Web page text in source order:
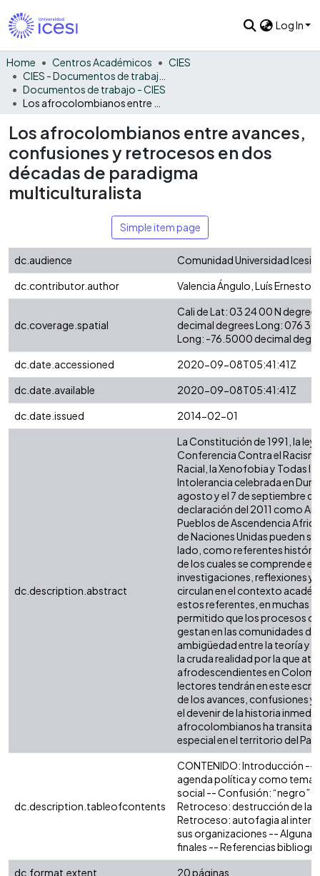
Log In
Home Centros Académicos
CIES
Documentos de trabajo - CIES
Los afrocolombianos entre avances,
confusiones y retrocesos en dos
décadas de paradigma
multiculturalista
Simple item page
dc.audience
Comunidad Universidad Icesi
dc.contributor.author
Valencia Ángulo, Luís Ernesto
dc.coverage.spatial
Cali de Lat: 03 24 00 N
decimal degrees Long: 076
Long: -76.5000 decimal
dc.date.accessioned
2020-09-08T05:41:41Z
dc.date.available
2020-09-08T05:41:41Z
dc.date.issued
2014-02-01
dc.description.abstract
La Constitución de 1991, la ley
Conferencia Contra el
Racial, la Xenofobia y Todas
Intolerancia celebrada en
agosto y el 7 de septiembre
declaración del 2011 como
Pueblos de Ascendencia
de Naciones Unidas pueden
lado, como referentes
de los cuales se comprende el
investigaciones, reflexiones y
circulan en el contexto
estos referentes, en muchas
permitido que los procesos
gestan en las comunidades de
ambigüedad entre la teoría y
la cruda realidad por la que
afrodescendientes en
lectores tendrán en este
de los avances, confusiones
el devenir de la historia
afrocolombianos ha
especial en el territorio del
dc.description.tableofcontents
CONTENIDO: Introducción --
agenda política y como tema
social -- Confusión: “negro”
Retroceso: destrucción de la
Retroceso: autofagia al
sus organizaciones --
finales -- Referencias
dc.format.extent
20 páginas